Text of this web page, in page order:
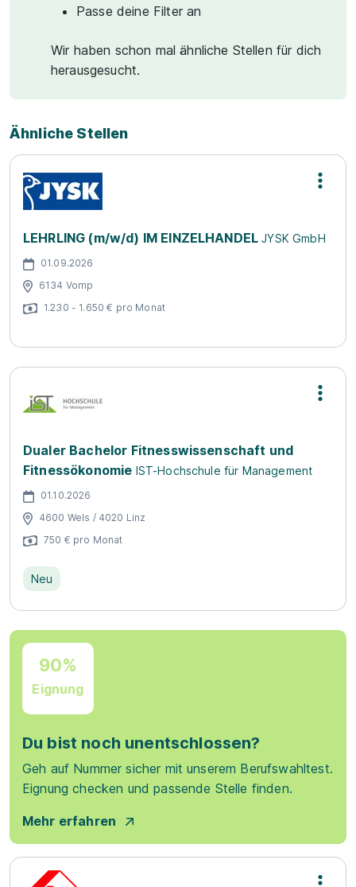
Passe deine Filter an
Wir haben schon mal ähnliche Stellen für dich
herausgesucht.
Ähnliche Stellen
LEHRLING (m/w/d) IM EINZELHANDELJYSK GmbH
01.09.2026
6134 Vomp
1.230 - 1.650 € pro Monat
Dualer Bachelor Fitnesswissenschaft und
Fitnessökonomie IST-Hochschule für Management
01.10.2026
4600 Wels / 4020 Linz
750 € pro Monat
Neu
90%
Eignung
Du bist noch unentschlossen?
Geh auf Nummer sicher mit unserem Berufswahltest.
Eignung checken und passende Stelle finden.
Mehr erfahren